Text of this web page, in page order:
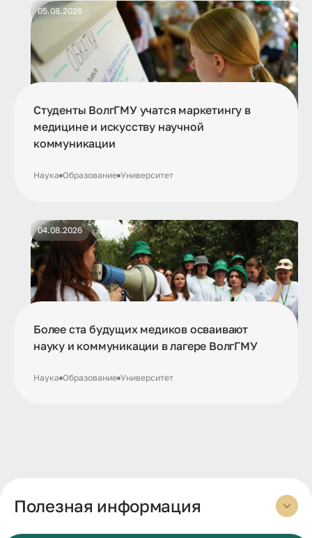
05.08.2026
Студенты ВолгГМУ учатся маркетингу в
медицине и искусству научной
коммуникации
Наука Образование Университет
04.08.2026
Более ста будущих медиков осваивают
науку и коммуникации в лагере ВолгГМУ
Наука Образование Университет
Полезная информация